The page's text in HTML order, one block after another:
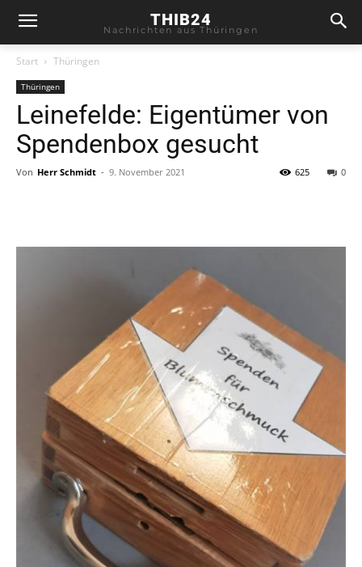
THIB24
Nachrichten aus Thüringen
Start Thüringen
Thüringen
Leinefelde: Eigentümer von
Spendenbox gesucht
Von Herr Schmidt - 9. November 2021 0
625